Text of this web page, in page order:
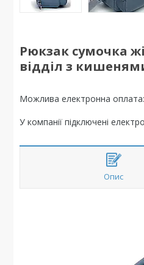
Рюкзак сумочка
відділ з
У компанії підключені
Опис